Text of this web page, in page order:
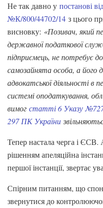
Не так давно у постанові
№К/800/44702/14 з цього
висновку: «Позивач, який
державної податкової
підприємець, не потребує
самозайнята особа, а його
адвокатської діяльності в
системі оподаткування,
вимог статті 6 Указу
297 ПК України
Тепер настала черга і
рішенням апеляційна
першої інстанції, звертає
Спірним питанням, що
звернутися до